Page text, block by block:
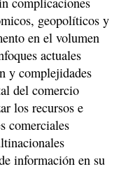
geopolíticos y
en el volumen
actuales
y complejidades
del comercio
los recursos e
comerciales
información en su